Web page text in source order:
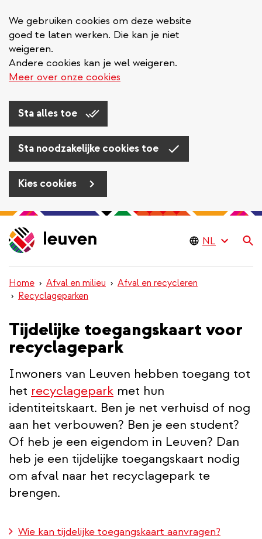
We gebruiken cookies om deze website
goed te laten werken. Die kan je niet
weigeren.
Andere cookies kan je wel weigeren.
Meer over onze cookies
Sta alles toe
Sta noodzakelijke cookies toe
Kies cookies
Overslaan
en
naar
inhoud
gaan
Home Afval en milieu
Afval en recycleren
Recyclageparken
Tijdelijke toegangskaart voor
recyclagepark
Inwoners van Leuven hebben toegang tot
het recyclagepark met hun
identiteitskaart. Ben je net verhuisd of nog
aan het verbouwen? Ben je een student?
Of heb je een eigendom in Leuven? Dan
heb je een tijdelijke toegangskaart nodig
om afval naar het recyclagepark te
brengen.
Wie kan tijdelijke toegangskaart aanvragen?